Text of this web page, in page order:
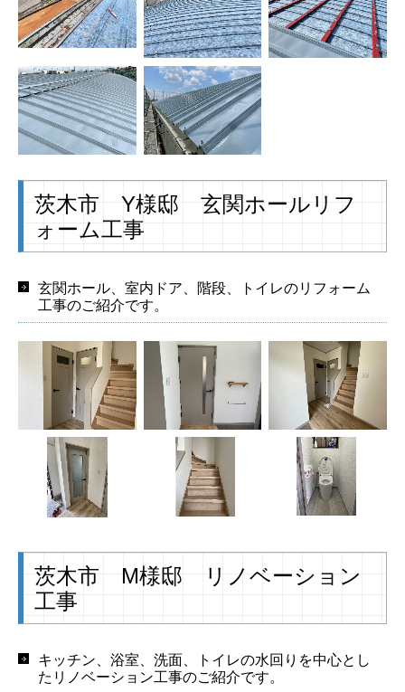
茨木市 Y様邸 玄関ホールリフ
ォーム工事
玄関ホール、室内ドア、階段、トイレのリフォーム
工事のご紹介です。
茨木市 M様邸 リノベーション
工事
キッチン、浴室、洗面、トイレの水回りを中心とし
たリノベーション工事のご紹介です。